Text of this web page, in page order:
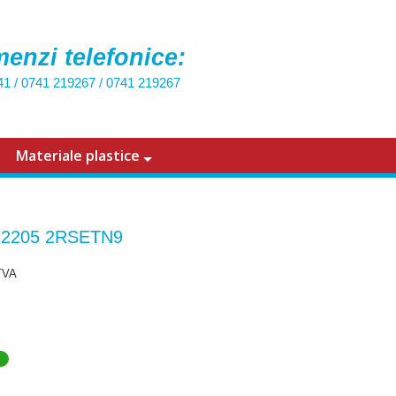
telefonice:
/ 0741 219267/ 0741 219267
Materiale plastice
2RSETN9